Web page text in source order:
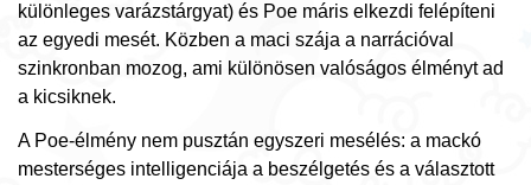
különleges varázstárgyat) és Poe máris elkezdi felépíteni
az egyedi mesét. Közben a maci szája a narrációval
szinkronban mozog, ami különösen valóságos élményt ad
a kicsiknek.
A Poe-élmény nem pusztán egyszeri mesélés: a mackó
mesterséges intelligenciája a beszélgetés és a választott